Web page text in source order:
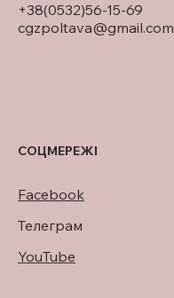
+38(0532)56-15-69
cgzpoltava@gmail.com
СОЦМЕРЕЖІ
Facebook
Телеграм
YouTube